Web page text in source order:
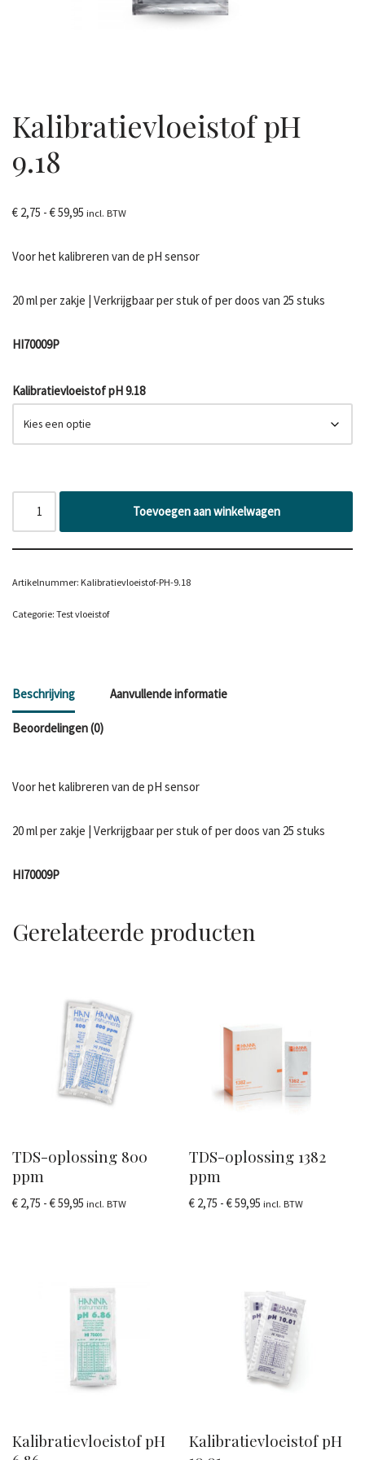
Kalibratievloeistof pH
9.18
€ 2,75 - €59,95 incl. BTW
Voor het kalibreren van de pH sensor
20 ml per zakje | Verkrijgbaar per stuk of per doos van 25 stuks
HI70009P
Kalibratievloeistof pH 9.18
Toevoegen aan winkelwagen
Artikelnummer: Kalibratievloeistof-PH-9.18
Categorie: Test vloeistof
Beschrijving Aanvullende informatie
Beoordelingen (0)
Voor het kalibreren van de pH sensor
20 ml per zakje | Verkrijgbaar per stuk of per doos van 25 stuks
HI70009P
Gerelateerde producten
TDS-oplossing 800
ppm
€ 2,75 - €59,95 incl. BTW
TDS-oplossing 1382
ppm
€ 2,75 - €59,95 incl. BTW
Kalibratievloeistof pH
Kalibratievloeistof pH